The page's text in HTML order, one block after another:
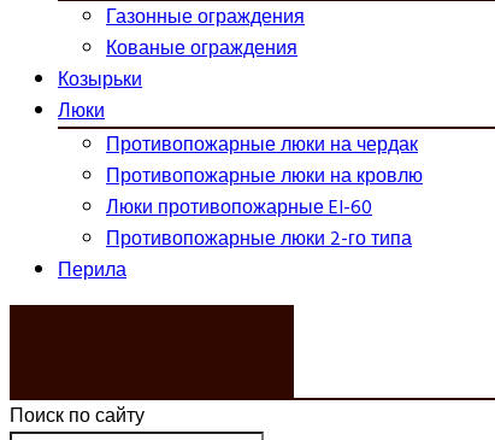
Газонные ограждения
Кованые ограждения
Козырьки
Люки
Противопожарные люки на чердак
Противопожарные люки на кровлю
Люки противопожарные EI-60
Противопожарные люки 2-го типа
Перила
Поиск по сайту